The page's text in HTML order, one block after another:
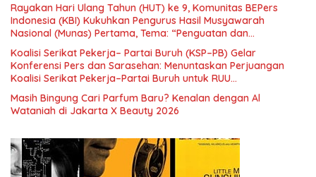
Rayakan Hari Ulang Tahun (HUT) ke 9, Komunitas BEPers
Indonesia (KBI) Kukuhkan Pengurus Hasil Musyawarah
Nasional (Munas) Pertama, Tema: “Penguatan dan
Pengembangan Organisasi KBI yang Berbasis Riset di seluruh
Indonesia dan Mancanegara”.
Koalisi Serikat Pekerja– Partai Buruh (KSP–PB) Gelar
Konferensi Pers dan Sarasehan: Menuntaskan Perjuangan
Koalisi Serikat Pekerja–Partai Buruh untuk RUU
Ketenagakerjaan Baru.
Masih Bingung Cari Parfum Baru? Kenalan dengan Al
Wataniah di Jakarta X Beauty 2026